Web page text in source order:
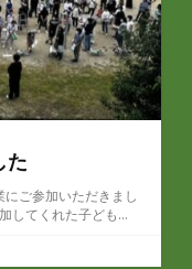
た
ご参加いただきまし
してくれた子ども...